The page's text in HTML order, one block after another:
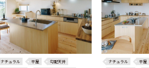
ナチュラル 平屋
勾配天井
ナチュラル 平屋